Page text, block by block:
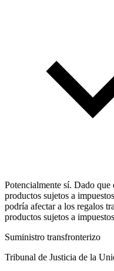
Potencialmente sí. Dado
productos sujetos a
podría afectar a los regalos
productos sujetos a
Suministro transfronterizo
Tribunal de Justicia de la